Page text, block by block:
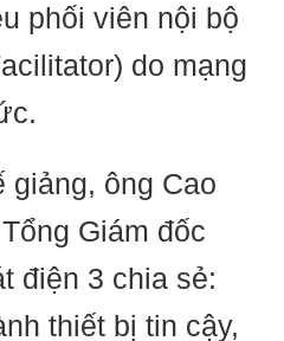
phối viên nội bộ
do mạng
giảng, ông Cao
Giám đốc
điện 3 chia sẻ:
thiết bị tin cậy,